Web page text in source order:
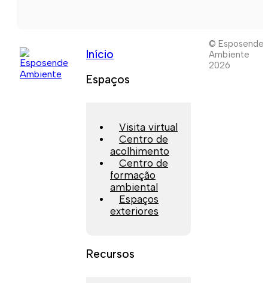
Início
Espaços
Visita virtual
Centro de
acolhimento
Centro de
formação
ambiental
Espaços
exteriores
Recursos
© Esposende
Ambiente
2026